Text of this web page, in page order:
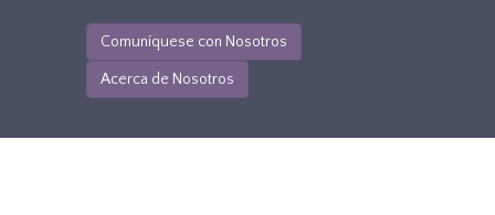
Comuníquese con Nosotros
Acerca de Nosotros